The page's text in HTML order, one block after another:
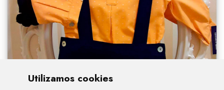
Utilizamos cookies